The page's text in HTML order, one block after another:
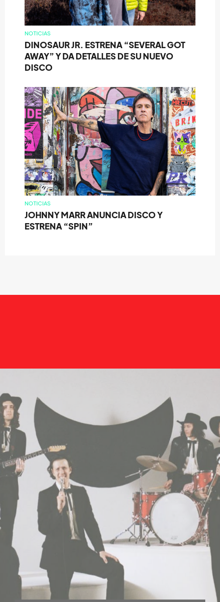
NOTICIAS
DINOSAUR JR. ESTRENA “SEVERAL GOT
AWAY” Y DA DETALLES DE SU NUEVO
DISCO
NOTICIAS
JOHNNY MARR ANUNCIA DISCO Y
ESTRENA “SPIN”